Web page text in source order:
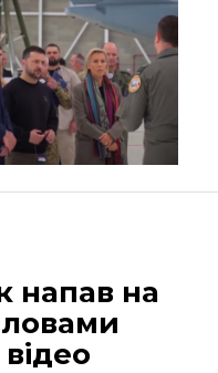
напав на